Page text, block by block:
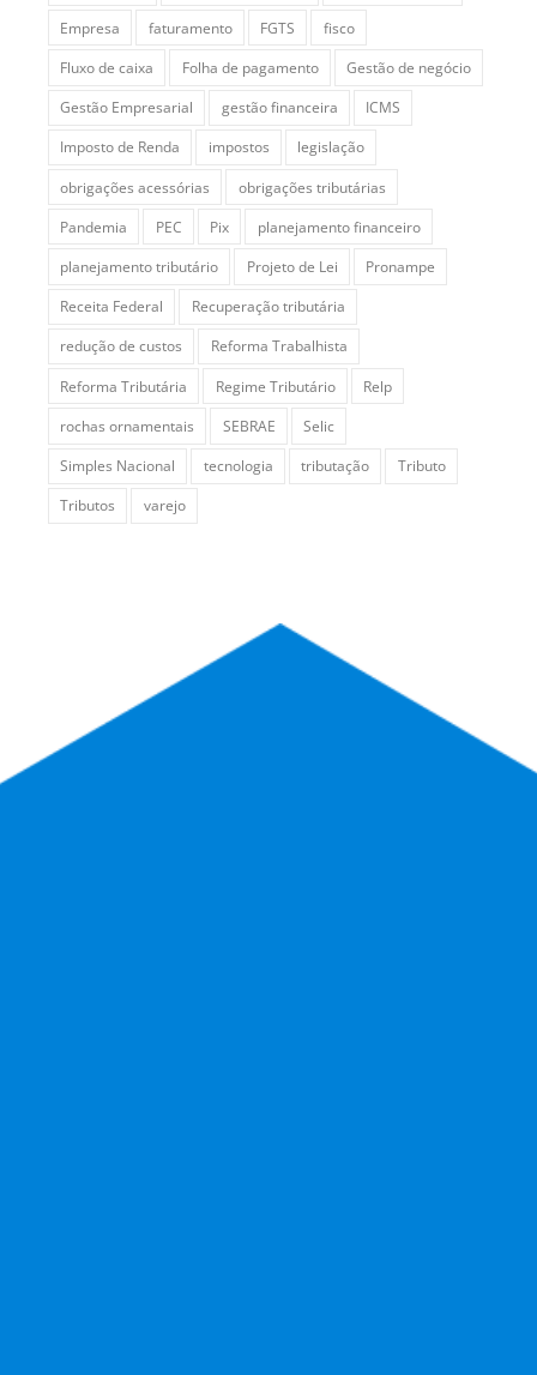
Empresa
faturamento FGTS
fisco
Fluxo de caixa
Folha de pagamento
Gestão de negócio
Gestão Empresarial
gestão financeira
ICMS
Imposto de Renda
impostos
legislação
obrigações acessórias
obrigações tributárias
Pandemia
PEC Pix
planejamento financeiro
planejamento tributário
Projeto de Lei
Pronampe
Receita Federal
Recuperação tributária
redução de custos
Reforma Trabalhista
Reforma Tributária
Regime Tributário
Relp
rochas ornamentais
SEBRAE
Selic
Simples Nacional
tecnologia tributação
Tributo
Tributos
varejo